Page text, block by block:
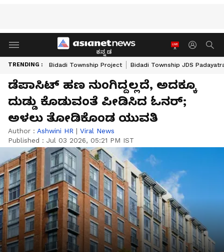
ಕನ್ನಡ
TRENDING : Bidadi Township Project Bidadi Township JDS
ಡೆಪಾಸಿಟ್ ಹಣ ನುಂಗಿದ್ದಲ್ಲದೆ, ಅದಕ್ಕೂ
ದುಡ್ಡು ಕೊಡುವಂತೆ ಪೀಡಿಸಿದ ಓನರ್;
ಅಳಲು ತೋಡಿಕೊಂಡ ಯುವತಿ
Author : Ashwini HR | Viral News
Published : Jul 03 2026, 05:21 PM IST